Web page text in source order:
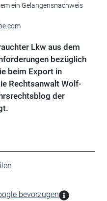
ein Gelangensnachweis
Lkw aus dem
bezüglich
beim Export in
Rechtsanwalt Wolf-
der
bevorzugen